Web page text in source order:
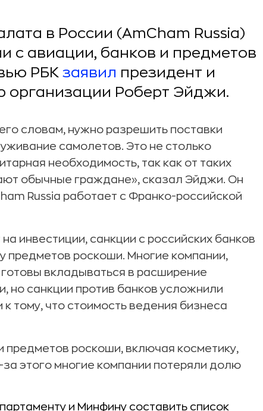
в России (AmCham Russia)
с авиации, банков и предметов
РБК заявил президент и
организации Роберт Эйджи.
словам, нужно разрешить поставки
самолетов. Это не столько
необходимость, так как от таких
обычные граждане», сказал Эйджи. Он
Russia работает с Франко-российской
инвестиции, санкции с российских банков
предметов роскоши. Многие компании,
вкладываться в расширение
но санкции против банков усложнили
тому, что стоимость ведения бизнеса
предметов роскоши, включая косметику,
этого многие компании потеряли долю
и Минфину составить список